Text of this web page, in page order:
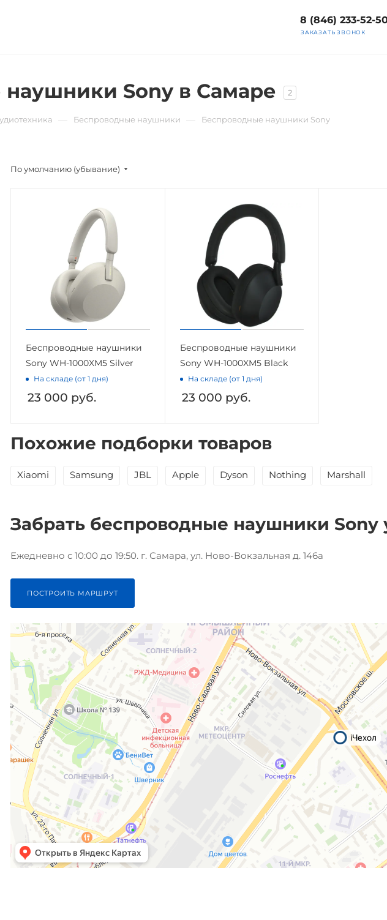
8 (846) 233-52-
ЗАКАЗАТЬ ЗВОНОК
Sony в Самаре 2
Беспроводные наушники Беспроводные наушники Sony
По умолчанию (убывание)
Беспроводные наушники
Sony WH-1000XM5 Silver
На складе (от 1 дня)
23 000 руб.
Беспроводные наушники
Sony WH-1000XM5 Black
На складе (от 1 дня)
23 000 руб.
Похожие подборки товаров
Xiaomi Samsung JBL Apple Dyson Nothing Marshall
Забрать беспроводные наушники Sony
Ежедневно с 10:00 до 19:50. г. Самара, ул. Ново-Вокзальная д. 146а
ПОСТРОИТЬ МАРШРУТ